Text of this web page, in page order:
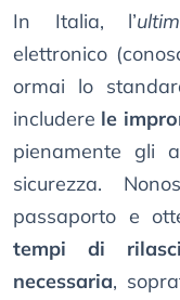
In Italia, l’
elettronico
ormai lo
includere le
pienamente gli
sicurezza.
passaporto e
tempi di
necessaria,